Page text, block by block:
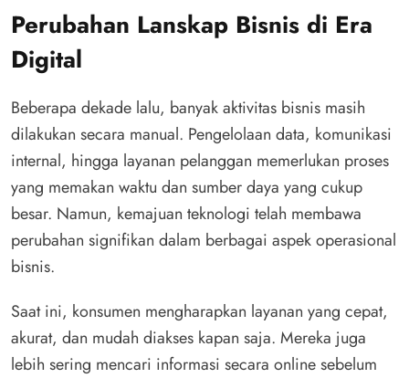
Perubahan Lanskap Bisnis di Era
Digital
Beberapa dekade lalu, banyak aktivitas bisnis masih
dilakukan secara manual. Pengelolaan data, komunikasi
internal, hingga layanan pelanggan memerlukan proses
yang memakan waktu dan sumber daya yang cukup
besar. Namun, kemajuan teknologi telah membawa
perubahan signifikan dalam berbagai aspek operasional
bisnis.
Saat ini, konsumen mengharapkan layanan yang cepat,
akurat, dan mudah diakses kapan saja. Mereka juga
lebih sering mencari informasi secara online sebelum